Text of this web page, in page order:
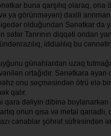
buna qarşı­lıq olaraq,
ya görünməyən) daxili
olduğundan Sənətkar da
səfər Tanrının diqqəti on­dan
id­dia­lılıq bu
gü­nahlardan uzaq
or­tağıdır. Sənətkara
onu seçməsindən ötrü elə
qalır.
qara dəliyin dibinə
onun qısa və metal
cənablar şöhrət süfrəsindən